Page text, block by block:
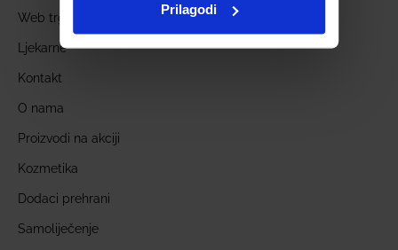
Prilagodi
Web trgovina
Ljekarne
Kontakt
O nama
Proizvodi na akciji
Kozmetika
Dodaci prehrani
Samoliječenje